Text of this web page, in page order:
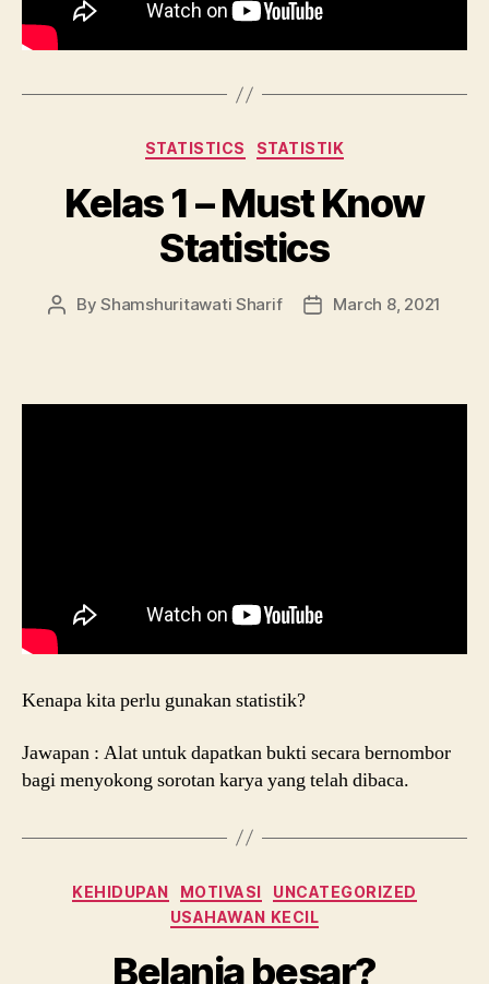
Categories
STATISTICS STATISTIK
Kelas 1 – Must Know
Statistics
PostByShamshuritawati Sharif
PostMarch 8, 2021
Kenapa kita perlu gunakan statistik?
Jawapan : Alat untuk dapatkan bukti secara bernombor
bagi menyokong sorotan karya yang telah dibaca.
Categories
KEHIDUPAN MOTIVASI
UNCATEGORIZED
USAHAWAN KECIL
Belanja besar?